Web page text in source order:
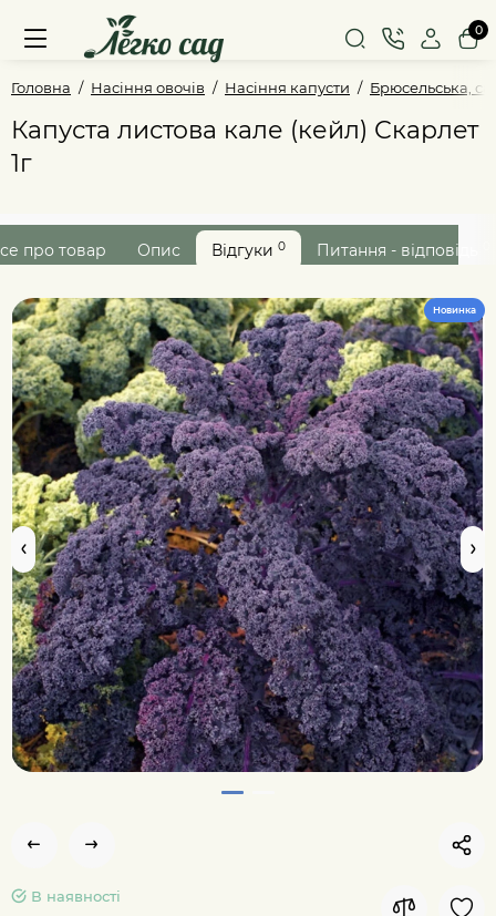
0
Головна Насіння овочів Насіння капусти Брюсельська,
Капуста листова кале (кейл) Скарлет
1г
про товар Опис Відгуки 0 Питання - відповідь
Новинка
В наявності